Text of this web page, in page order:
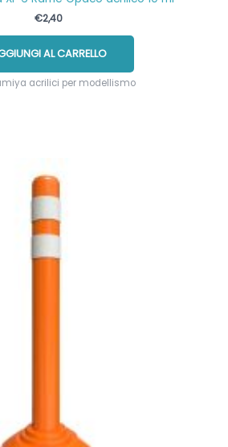
€2,40
AL CARRELLO
acrilici per modellismo